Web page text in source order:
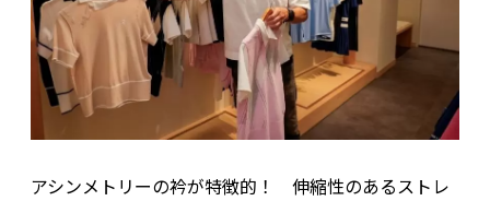
アシンメトリーの衿が特徴的！ 伸縮性のあるストレ